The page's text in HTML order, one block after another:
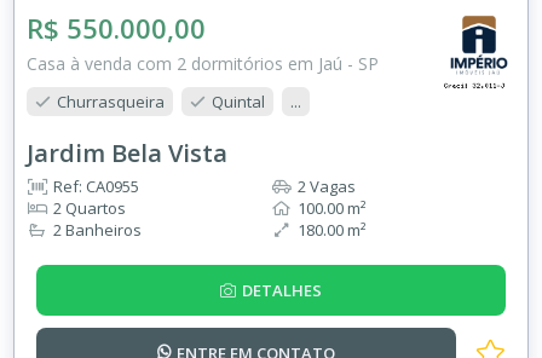
R$ 550.000,00
Casa à venda com 2 dormitórios em Jaú - SP
Churrasqueira Quintal ...
Jardim Bela Vista
Ref: CA0955
2 Quartos
2 Banheiros
2 Vagas
100.00 m²
180.00 m²
DETALHES
ENTRE EM CONTATO